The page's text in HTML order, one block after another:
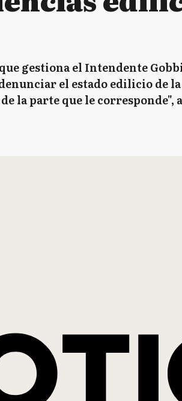
gestiona el Intendente
el estado edilicio de
la parte que le corresponde",